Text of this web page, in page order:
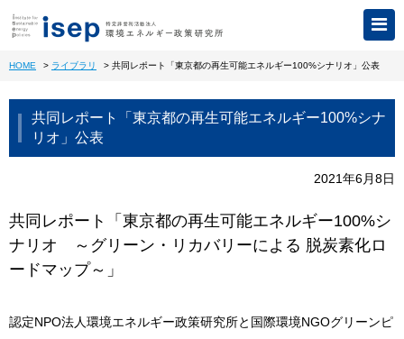
HOME > ライブラリ > 共同レポート「東京都の再生可能エネルギー100%シナリオ」公表
共同レポート「東京都の再生可能エネルギー100%シナ
リオ」公表
2021年6月8日
共同レポート「東京都の再生可能エネルギー100%シ
ナリオ ～グリーン・リカバリーによる 脱炭素化ロ
ードマップ～」
認定NPO法人環境エネルギー政策研究所と国際環境NGOグリーンピ